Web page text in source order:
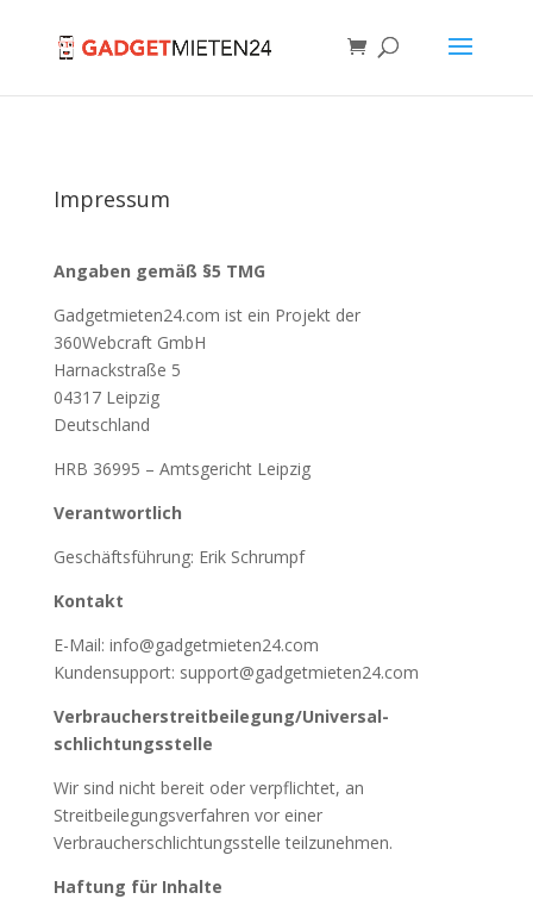
Impressum
Angaben gemäß §5 TMG
Gadgetmieten24.com ist ein Projekt der
360Webcraft GmbH
Harnackstraße 5
04317 Leipzig
Deutschland
HRB 36995 – Amtsgericht Leipzig
Verantwortlich
Geschäftsführung: Erik Schrumpf
Kontakt
E-Mail: info@gadgetmieten24.com
Kundensupport: support@gadgetmieten24.com
Verbraucher­streit­beilegung/Universal­
schlichtungs­stelle
Wir sind nicht bereit oder verpflichtet, an
Streitbeilegungsverfahren vor einer
Verbraucherschlichtungsstelle teilzunehmen.
Haftung für Inhalte